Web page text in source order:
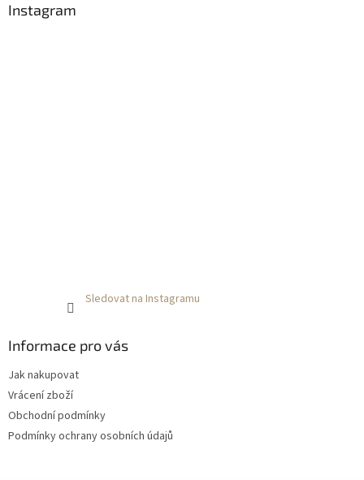
Instagram
Sledovat na Instagramu
Informace pro vás
Jak nakupovat
Vrácení zboží
Obchodní podmínky
Podmínky ochrany osobních údajů